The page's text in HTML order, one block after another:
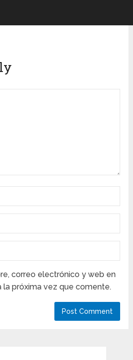
correo electrónico y web en
la próxima vez que comente.